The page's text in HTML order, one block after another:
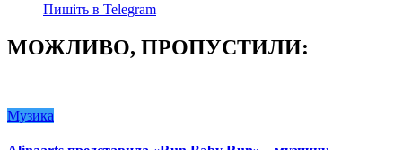
Пишіть в Telegram
МОЖЛИВО, ПРОПУСТИЛИ:
Музика